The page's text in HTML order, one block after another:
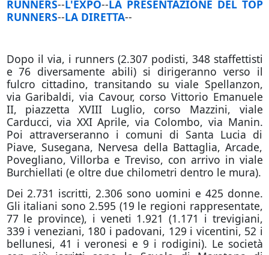
RUNNERS--L'EXPO--LA PRESENTAZIONE DEL TOP
RUNNERS--LA DIRETTA--
Dopo il via, i runners (2.307 podisti, 348 staffettisti
e 76 diversamente abili) si dirigeranno verso il
fulcro cittadino, transitando su viale Spellanzon,
via Garibaldi, via Cavour, corso Vittorio Emanuele
II, piazzetta XVIII Luglio, corso Mazzini, viale
Carducci, via XXI Aprile, via Colombo, via Manin.
Poi attraverseranno i comuni di Santa Lucia di
Piave, Susegana, Nervesa della Battaglia, Arcade,
Povegliano, Villorba e Treviso, con arrivo in viale
Burchiellati (e oltre due chilometri dentro le mura).
Dei 2.731 iscritti, 2.306 sono uomini e 425 donne.
Gli italiani sono 2.595 (19 le regioni rappresentate,
77 le province), i veneti 1.921 (1.171 i trevigiani,
339 i veneziani, 180 i padovani, 129 i vicentini, 52 i
bellunesi, 41 i veronesi e 9 i rodigini). Le società